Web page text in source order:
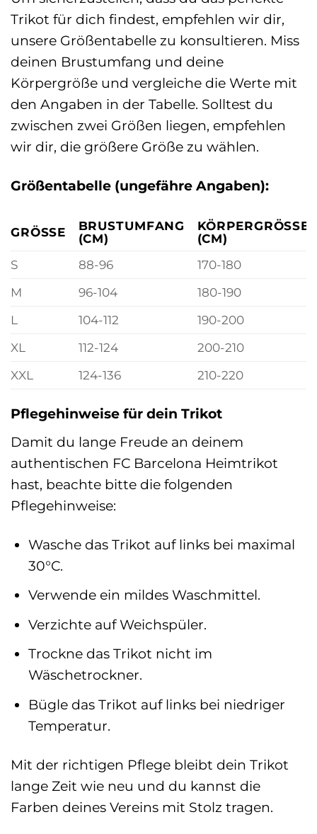
Trikot für dich findest, empfehlen wir dir,
unsere Größentabelle zu konsultieren. Miss
deinen Brustumfang und deine
Körpergröße und vergleiche die Werte mit
den Angaben in der Tabelle. Solltest du
zwischen zwei Größen liegen, empfehlen
wir dir, die größere Größe zu wählen.
Größentabelle (ungefähre Angaben):
GRÖSSE
BRUSTUMFANG
(CM)
KÖRPERGRÖSSE (
CM)
S
88-96
170-180
M
96-104
180-190
L
104-112
190-200
XL
112-124
200-210
XXL
124-136 210-220
Pflegehinweise für dein Trikot
Damit du lange Freude an deinem
authentischen FC Barcelona Heimtrikot
hast, beachte bitte die folgenden
Pflegehinweise:
Wasche das Trikot auf links bei maximal
30°C.
Verwende ein mildes Waschmittel.
Verzichte auf Weichspüler.
Trockne das Trikot nicht im
Wäschetrockner.
Bügle das Trikot auf links bei niedriger
Temperatur.
Mit der richtigen Pflege bleibt dein Trikot
lange Zeit wie neu und du kannst die
Farben deines Vereins mit Stolz tragen.